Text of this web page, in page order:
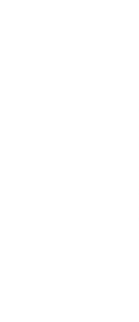
Как чат-бот
процессы